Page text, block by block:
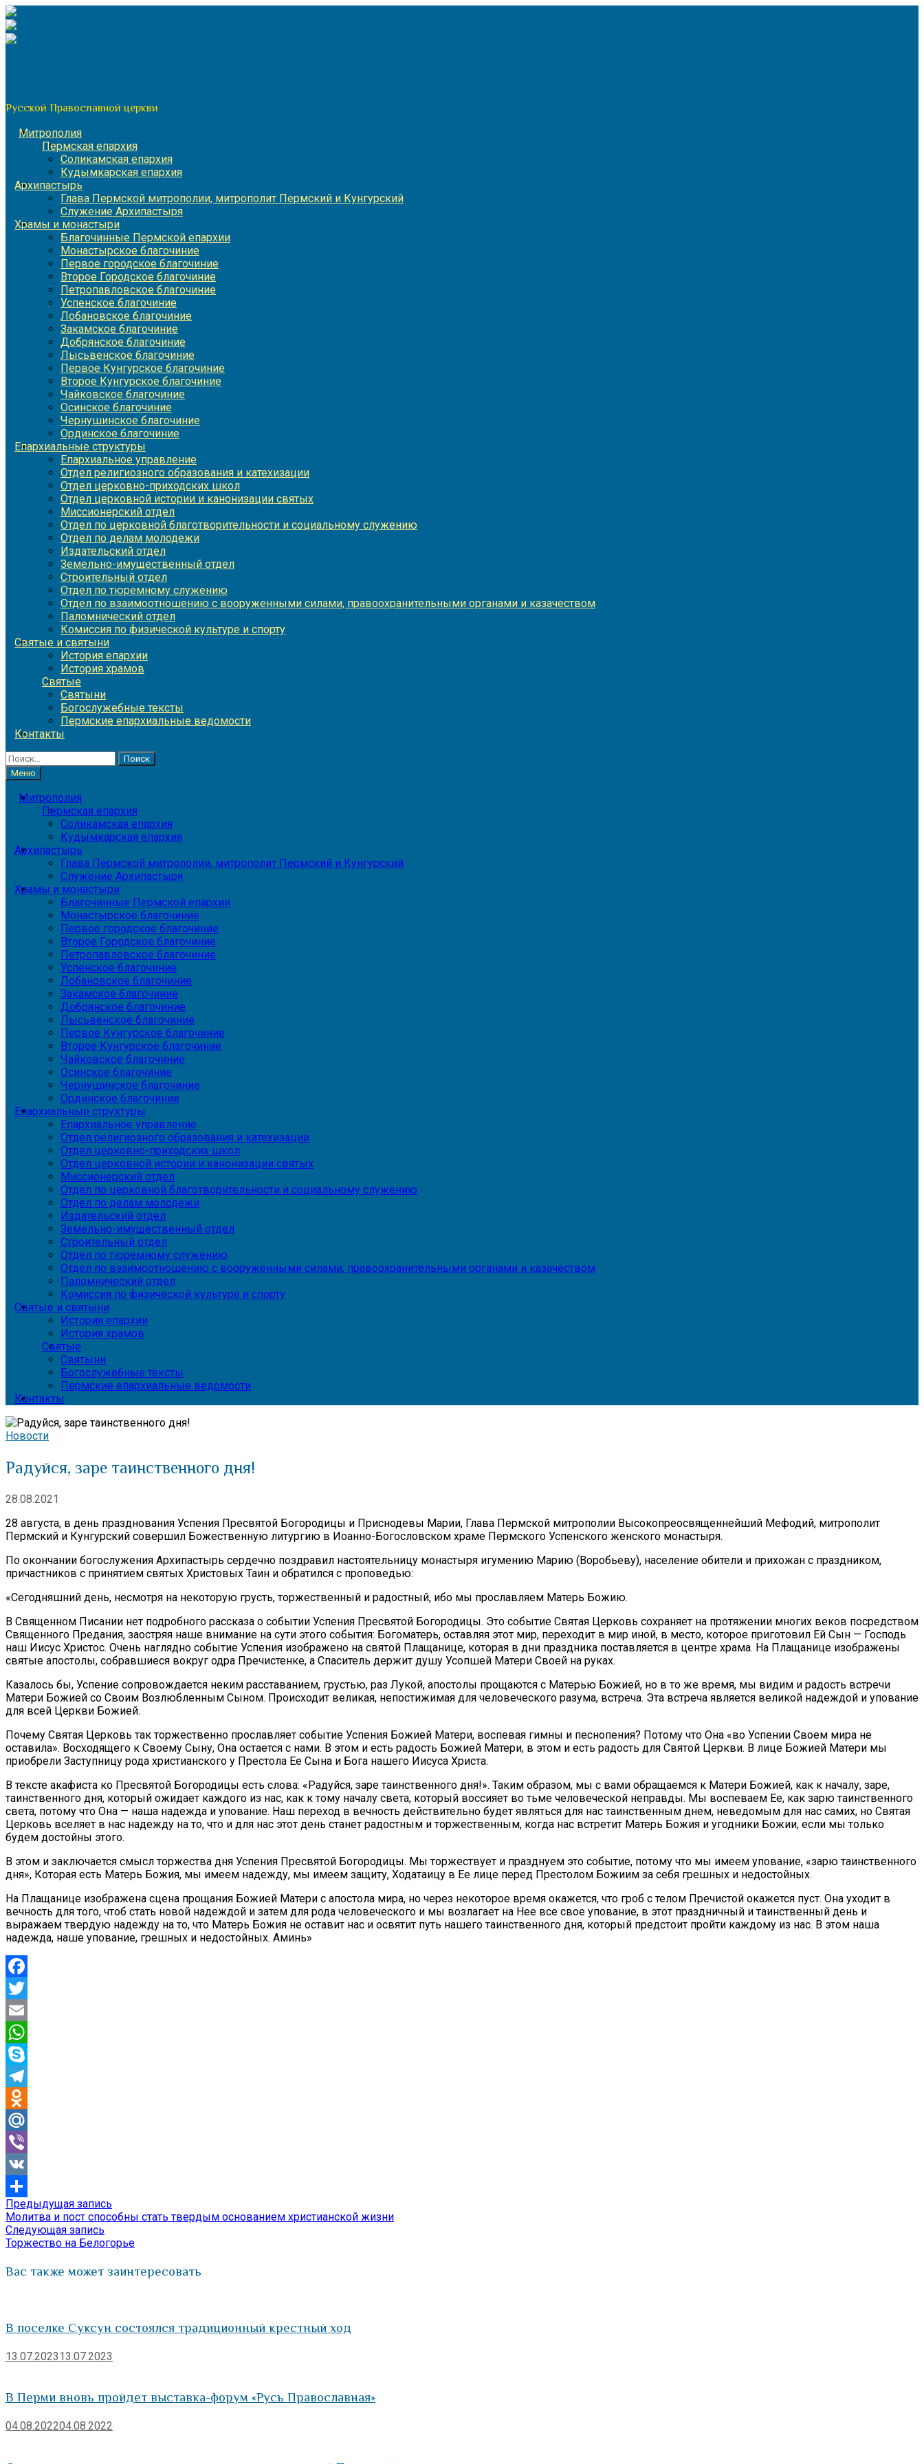
Перейти
к
содержимому
Русской Православной церкви
Митрополия
Пермская епархия
Соликамская епархия
Кудымкарская епархия
Архипастырь
Глава Пермской митрополии, митрополит Пермский и Кунгурский
Служение Архипастыря
Храмы и монастыри
Благочинные Пермской епархии
Монастырское благочиние
Первое городское благочиние
Второе Городское благочиние
Петропавловское благочиние
Успенское благочиние
Лобановское благочиние
Закамское благочиние
Добрянское благочиние
Лысьвенское благочиние
Первое Кунгурское благочиние
Второе Кунгурское благочиние
Чайковское благочиние
Осинское благочиние
Чернушинское благочиние
Ординское благочиние
Епархиальные структуры
Епархиальное управление
Отдел религиозного образования и катехизации
Отдел церковно-приходских школ
Отдел церковной истории и канонизации святых
Миссионерский отдел
Отдел по церковной благотворительности и социальному служению
Отдел по делам молодежи
Издательский отдел
Земельно-имущественный отдел
Строительный отдел
Отдел по тюремному служению
Отдел по взаимоотношению с вооруженными силами, правоохранительными органами и казачеством
Паломнический отдел
Комиссия по физической культуре и спорту
Святые и святыни
История епархии
История храмов
Святые
Святыни
Богослужебные тексты
Пермские епархиальные ведомости
Контакты
Найти:
Меню
Митрополия
Пермская епархия
Соликамская епархия
Кудымкарская епархия
Архипастырь
Глава Пермской митрополии, митрополит Пермский и Кунгурский
Служение Архипастыря
Храмы и монастыри
Благочинные Пермской епархии
Монастырское благочиние
Первое городское благочиние
Второе Городское благочиние
Петропавловское благочиние
Успенское благочиние
Лобановское благочиние
Закамское благочиние
Добрянское благочиние
Лысьвенское благочиние
Первое Кунгурское благочиние
Второе Кунгурское благочиние
Чайковское благочиние
Осинское благочиние
Чернушинское благочиние
Ординское благочиние
Епархиальные структуры
Епархиальное управление
Отдел религиозного образования и катехизации
Отдел церковно-приходских школ
Отдел церковной истории и канонизации святых
Миссионерский отдел
Отдел по церковной благотворительности и социальному служению
Отдел по делам молодежи
Издательский отдел
Земельно-имущественный отдел
Строительный отдел
Отдел по тюремному служению
Отдел по взаимоотношению с вооруженными силами, правоохранительными органами и казачеством
Паломнический отдел
Комиссия по физической культуре и спорту
Святые и святыни
История епархии
История храмов
Святые
Святыни
Богослужебные тексты
Пермские епархиальные ведомости
Контакты
Новости
Радуйся, заре таинственного дня!
28.08.2021
28 августа, в день празднования Успения Пресвятой Богородицы и Приснодевы Марии, Глава Пермской митрополии Высокопреосвященнейший Мефодий, митрополит
Пермский и Кунгурский совершил Божественную литургию в Иоанно-Богословском храме Пермского Успенского женского монастыря.
По окончании богослужения Архипастырь сердечно поздравил настоятельницу монастыря игумению Марию (Воробьеву), население обители и прихожан с праздником,
причастников с принятием святых Христовых Таин и обратился с проповедью:
«Сегодняшний день, несмотря на некоторую грусть, торжественный и радостный, ибо мы прославляем Матерь Божию.
В Священном Писании нет подробного рассказа о событии Успения Пресвятой Богородицы. Это событие Святая Церковь сохраняет на протяжении многих веков посредством
Священного Предания, заостряя наше внимание на сути этого события: Богоматерь, оставляя этот мир, переходит в мир иной, в место, которое приготовил Ей Сын — Господь
наш Иисус Христос. Очень наглядно событие Успения изображено на святой Плащанице, которая в дни праздника поставляется в центре храма. На Плащанице изображены
святые апостолы, собравшиеся вокруг одра Пречистенке, а Спаситель держит душу Усопшей Матери Своей на руках.
Казалось бы, Успение сопровождается неким расставанием, грустью, раз Лукой, апостолы прощаются с Матерью Божией, но в то же время, мы видим и радость встречи
Матери Божией со Своим Возлюбленным Сыном. Происходит великая, непостижимая для человеческого разума, встреча. Эта встреча является великой надеждой и упование
для всей Церкви Божией.
Почему Святая Церковь так торжественно прославляет событие Успения Божией Матери, воспевая гимны и песнопения? Потому что Она «во Успении Своем мира не
оставила». Восходящего к Своему Сыну, Она остается с нами. В этом и есть радость Божией Матери, в этом и есть радость для Святой Церкви. В лице Божией Матери мы
приобрели Заступницу рода христианского у Престола Ее Сына и Бога нашего Иисуса Христа.
В тексте акафиста ко Пресвятой Богородицы есть слова: «Радуйся, заре таинственного дня!». Таким образом, мы с вами обращаемся к Матери Божией, как к началу, заре,
таинственного дня, который ожидает каждого из нас, как к тому началу света, который воссияет во тьме человеческой неправды. Мы воспеваем Ее, как зарю таинственного
света, потому что Она — наша надежда и упование. Наш переход в вечность действительно будет являться для нас таинственным днем, неведомым для нас самих, но Святая
Церковь вселяет в нас надежду на то, что и для нас этот день станет радостным и торжественным, когда нас встретит Матерь Божия и угодники Божии, если мы только
будем достойны этого.
В этом и заключается смысл торжества дня Успения Пресвятой Богородицы. Мы торжествует и празднуем это событие, потому что мы имеем упование, «зарю таинственного
дня», Которая есть Матерь Божия, мы имеем надежду, мы имеем защиту, Ходатаицу в Ее лице перед Престолом Божиим за себя грешных и недостойных.
На Плащанице изображена сцена прощания Божией Матери с апостола мира, но через некоторое время окажется, что гроб с телом Пречистой окажется пуст. Она уходит в
вечность для того, чтоб стать новой надеждой и затем для рода человеческого и мы возлагает на Нее все свое упование, в этот праздничный и таинственный день и
выражаем твердую надежду на то, что Матерь Божия не оставит нас и освятит путь нашего таинственного дня, который предстоит пройти каждому из нас. В этом наша
надежда, наше упование, грешных и недостойных. Аминь»
Facebook
Twitter
Email
WhatsApp
Skype
Telegram
Odnoklassniki
Mail.Ru
Viber
VK
Отправить
Навигация
по
записям
Предыдущая запись
запись:
Молитва и пост способны стать твердым основанием христианской жизни
Следующая запись
запись:
Торжество на Белогорье
Вас также может заинтересовать
В поселке Суксун состоялся традиционный крестный ход
13.07.202313.07.2023
В Перми вновь пройдет выставка-форум «Русь Православная»
04.08.202204.08.2022